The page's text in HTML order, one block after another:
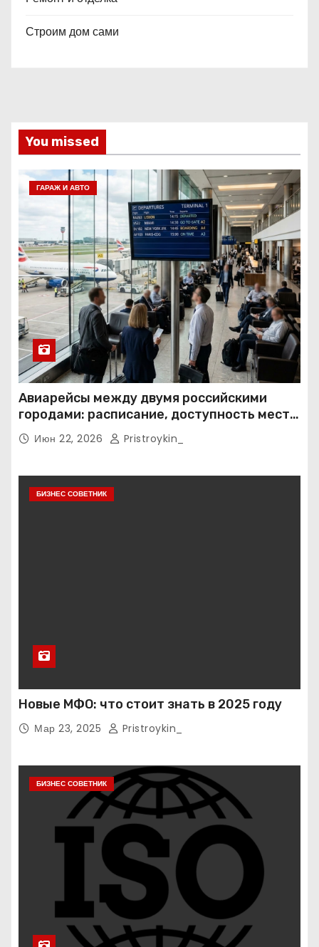
Строим дом сами
You missed
ГАРАЖ И АВТО
Авиарейсы между двумя российскими
городами: расписание, доступность мест и
тарифные условия
Июн 22, 2026 Pristroykin_
БИЗНЕС СОВЕТНИК
Новые МФО: что стоит знать в 2025 году
Мар 23, 2025 Pristroykin_
БИЗНЕС СОВЕТНИК